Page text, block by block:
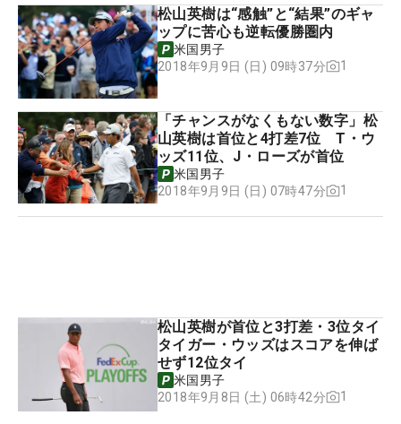
松山英樹は“感触”と“結果”のギャ
ップに苦心も逆転優勝圏内
米国男子
2018年9月9日 (日) 09時37分
1
「チャンスがなくもない数字」松
山英樹は首位と4打差7位 T・ウ
ッズ11位、J・ローズが首位
米国男子
2018年9月9日 (日) 07時47分
1
松山英樹が首位と3打差・3位タイ
タイガー・ウッズはスコアを伸ば
せず12位タイ
米国男子
2018年9月8日 (土) 06時42分
1